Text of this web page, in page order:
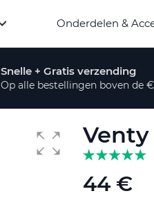
Onderdelen &
Snelle + Gratis verzending
Op alle bestellingen boven de
44 €